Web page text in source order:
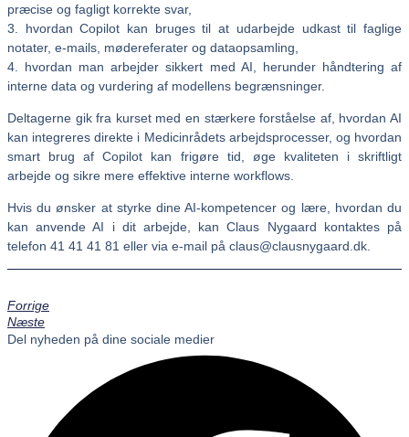
præcise og fagligt korrekte svar,
3. hvordan Copilot kan bruges til at udarbejde udkast til faglige
notater, e‑mails, mødereferater og dataopsamling,
4. hvordan man arbejder sikkert med AI, herunder håndtering af
interne data og vurdering af modellens begrænsninger.
Deltagerne gik fra kurset med en stærkere forståelse af, hvordan AI
kan integreres direkte i Medicinrådets arbejdsprocesser, og hvordan
smart brug af Copilot kan frigøre tid, øge kvaliteten i skriftligt
arbejde og sikre mere effektive interne workflows.
Hvis du ønsker at styrke dine AI‑kompetencer og lære, hvordan du
kan anvende AI i dit arbejde, kan Claus Nygaard kontaktes på
telefon 41 41 41 81 eller via e‑mail på claus@clausnygaard.dk.
Forrige
Næste
Del nyheden på dine sociale medier